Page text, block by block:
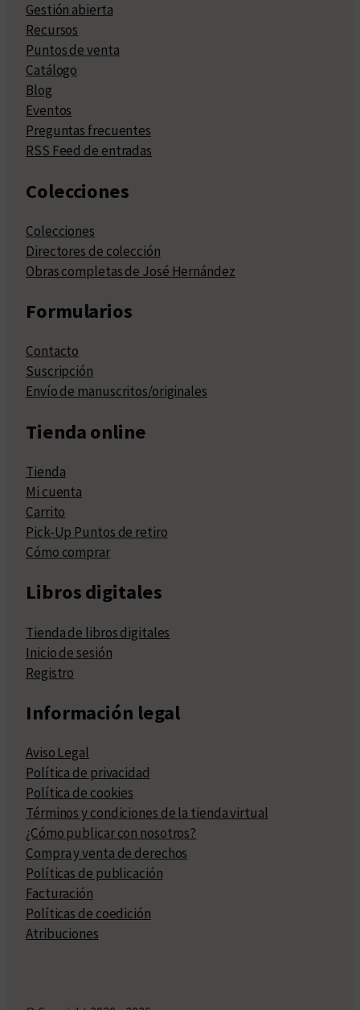
Gestión abierta
Recursos
Puntos de venta
Catálogo
Blog
Eventos
Preguntas frecuentes
RSS Feed de entradas
Colecciones
Colecciones
Directores de colección
Obras completas de José Hernández
Formularios
Contacto
Suscripción
Envío de manuscritos/originales
Tienda online
Tienda
Mi cuenta
Carrito
Pick-Up Puntos de retiro
Cómo comprar
Libros digitales
Tienda de libros digitales
Inicio de sesión
Registro
Información legal
Aviso Legal
Política de privacidad
Política de cookies
Términos y condiciones de la tienda virtual
¿Cómo publicar con nosotros?
Compra y venta de derechos
Políticas de publicación
Facturación
Políticas de coedición
Atribuciones